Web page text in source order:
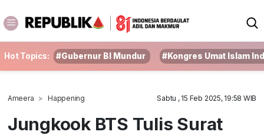
Hot Topics: #Gubernur BI Mundur #Kongres Umat Islam
Ameera Happening Sabtu , 15 Feb 2025, 19:58 WIB
Jungkook BTS Tulis Surat